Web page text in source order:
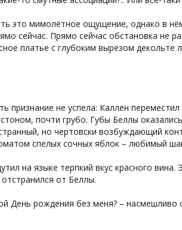
это мимолётное ощущение, однако в
сейчас. Прямо сейчас обстановка не
платье с глубоким вырезом
признание не успела: Каллен
почти грубо. Губы Беллы
но чертовски возбуждающий
спелых сочных яблок – любимый
на языке терпкий вкус красного
от Беллы.
День рождения без меня? – насмешливо